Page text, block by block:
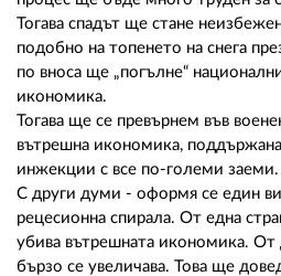
Тогава спадът ще стане
подобно на топенето на снега
по вноса ще „погълне“
икономика.
Тогава ще се превърнем във
вътрешна икономика,
инжекции с все по-големи заеми.
С други думи - оформя се един
рецесионна спирала. От една
убива вътрешната икономика. От
бързо се увеличава. Това ще